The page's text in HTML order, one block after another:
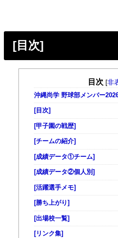
[目次]
目次 [非
沖縄尚学 野球部メンバー
[目次]
[甲子園の戦歴]
[チームの紹介]
[成績データ①チーム]
[成績データ②個人別]
[活躍選手メモ]
[勝ち上がり]
[出場校一覧]
[リンク集]